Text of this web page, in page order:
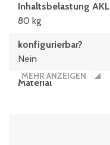
Inhaltsbelastung AKL
80 kg
konfigurierbar?
Nein
Material
MEHR ANZEIGEN